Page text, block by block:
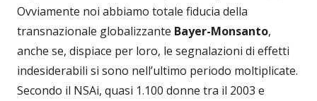
Ovviamente noi abbiamo totale fiducia della
transnazionale globalizzante Bayer-Monsanto,
anche se, dispiace per loro, le segnalazioni di effetti
indesiderabili si sono nell’ultimo periodo moltiplicate.
Secondo il NSAi, quasi 1.100 donne tra il 2003 e